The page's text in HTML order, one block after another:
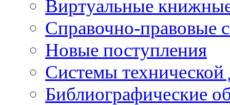
Виртуальные
Справочно-правовые
Новые поступления
Cистемы
Библиографические